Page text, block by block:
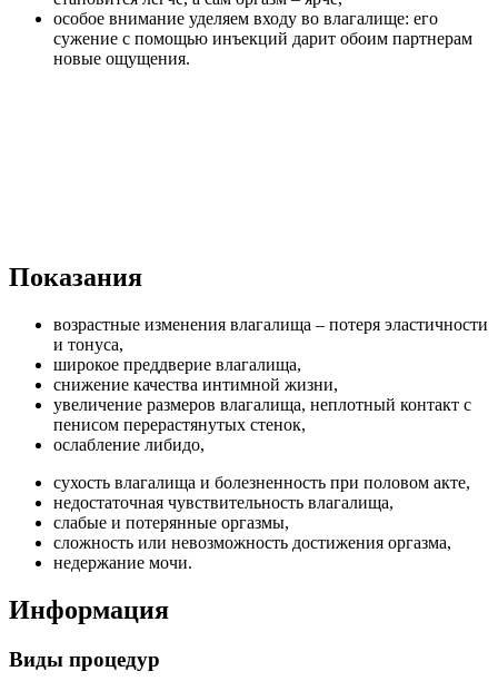
особое внимание уделяем входу во влагалище: его
сужение с помощью инъекций дарит обоим партнерам
новые ощущения.
Показания
возрастные изменения влагалища – потеря эластичности
и тонуса,
широкое преддверие влагалища,
снижение качества интимной жизни,
увеличение размеров влагалища, неплотный контакт с
пенисом перерастянутых стенок,
ослабление либидо,
сухость влагалища и болезненность при половом акте,
недостаточная чувствительность влагалища,
слабые и потерянные оргазмы,
сложность или невозможность достижения оргазма,
недержание мочи.
Информация
Виды процедур